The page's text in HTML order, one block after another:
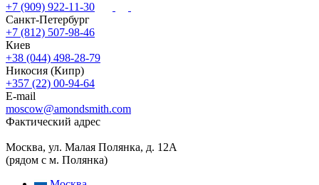
+7 (909) 922-11-30
Санкт-Петербург
+7 (812) 507-98-46
Киев
+38 (044) 498-28-79
Никосия (Кипр)
+357 (22) 00-94-64
E-mail
moscow@amondsmith.com
Фактический адрес
Москва, ул. Малая Полянка, д. 12А
(рядом с м. Полянка)